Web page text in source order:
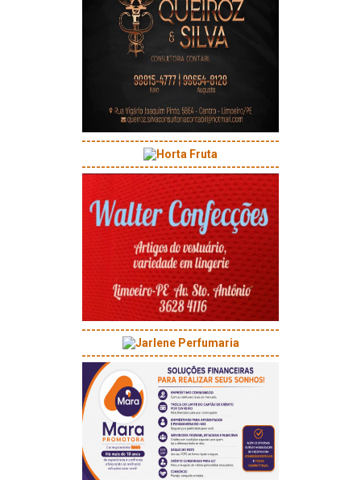
-----------------------------------------
-----------------------------------------
-----------------------------------------
-----------------------------------------